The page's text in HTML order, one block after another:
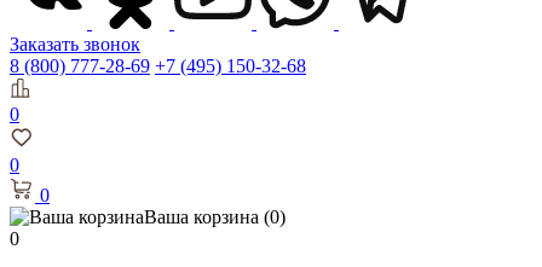
Заказать звонок
8 (800) 777-28-69 +7 (495) 150-32-68
0
0
0
Ваша корзина (0)
0